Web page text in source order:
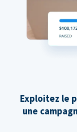
Exploitez le
une